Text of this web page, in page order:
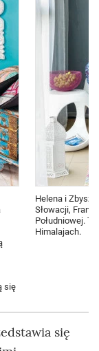
się
Helena i
Słowacji,
Południowej.
Himalajach.
się